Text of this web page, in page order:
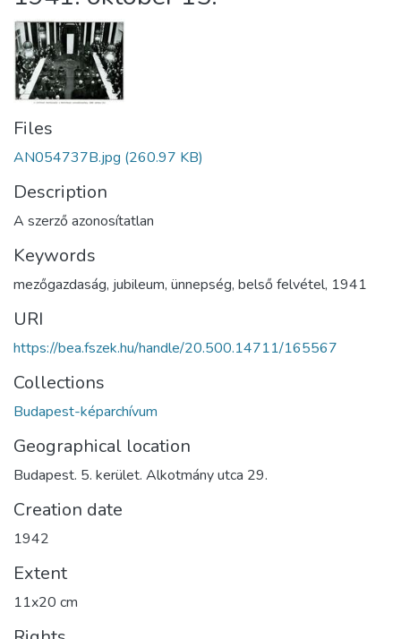
Files
AN054737B.jpg (260.97 KB)
Description
A szerző azonosítatlan
Keywords
mezőgazdaság, jubileum, ünnepség, belső felvétel, 1941
URI
https://bea.fszek.hu/handle/20.500.14711/165567
Collections
Budapest-képarchívum
Geographical location
Budapest. 5. kerület. Alkotmány utca 29.
Creation date
1942
Extent
11x20 cm